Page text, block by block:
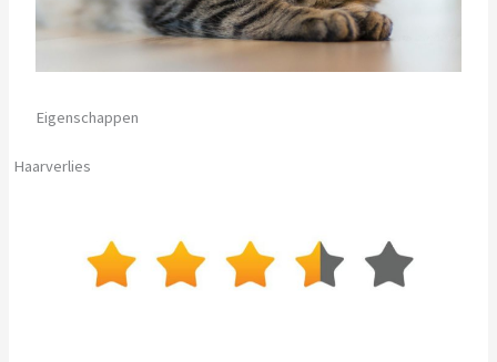
Eigenschappen
Haarverlies